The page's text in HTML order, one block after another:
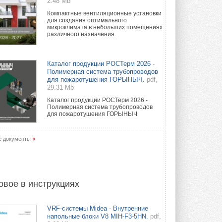
Компактные вентиляционные установки
для создания оптимального
микроклимата в небольших помещениях
различного назначения.
Каталог продукции РОСТерм 2026 -
Полимерная система трубопроводов
для пожаротушения ГОРЫНЫЧ.
pdf,
29.31 Mb
Каталог продукции РОСТерм 2026 -
Полимерная система трубопроводов
для пожаротушения ГОРЫНЫЧ
документы »
в инструкциях
VRF-системы Midea - Внутренние
напольные блоки V8 MIH-F3-5HN. pdf,